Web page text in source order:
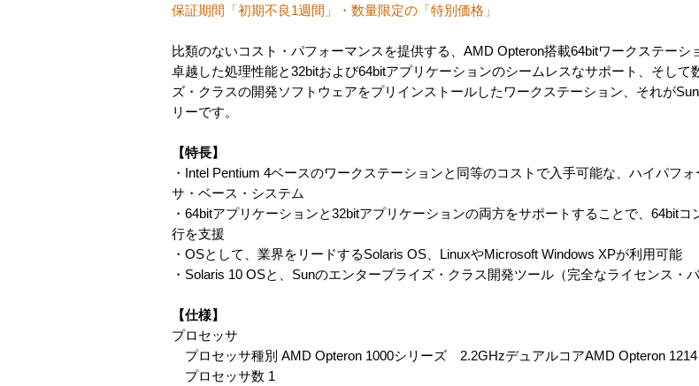
保証期間「初期不良1週間」・数量限定の「特別価格」
比類のないコスト・パフォーマンスを提供する、AMD Opteron搭載64bitワークステーシ
卓越した処理性能と32bitおよび64bitアプリケーションのシームレスなサポート、そして
ズ・クラスの開発ソフトウェアをプリインストールしたワークステーション、それが
リーです。
【特長】
・Intel Pentium 4ベースのワークステーションと同等のコストで入手可能な、ハイパフ
サ・ベース・システム
・64bitアプリケーションと32bitアプリケーションの両方をサポートすることで、64bit
行を支援
・OSとして、業界をリードするSolaris OS、LinuxやMicrosoft Windows XPが利用可能
・Solaris 10 OSと、Sunのエンタープライズ・クラス開発ツール（完全なライセンス・
【仕様】
プロセッサ
プロセッサ種別 AMD Opteron 1000シリーズ 2.2GHzデュアルコアAMD Opteron 1214
プロセッサ数 1